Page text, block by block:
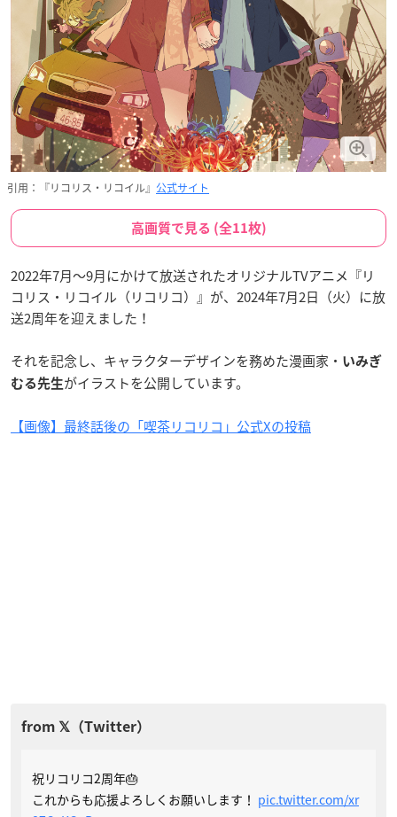
引用：『リコリス・リコイル』 公式サイト
高画質で見る (全11枚)
2022年7月〜9月にかけて放送されたオリジナルTVアニメ『リ
コリス・リコイル（リコリコ）』が、2024年7月2日（火）に放
送2周年を迎えました！
それを記念し、キャラクターデザインを務めた漫画家・ いみぎ
むる先生がイラストを公開しています。
【画像】最終話後の「喫茶リコリコ」公式Xの投稿
祝リコリコ2周年🎂
これからも応援よろしくお願いします！ pic.twitter.com/xr